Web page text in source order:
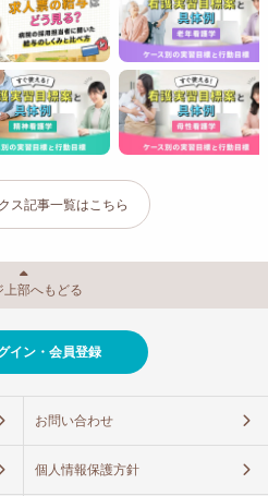
ス記事一覧はこちら
上部へもどる
イン・会員登録
お問い合わせ
個人情報保護方針